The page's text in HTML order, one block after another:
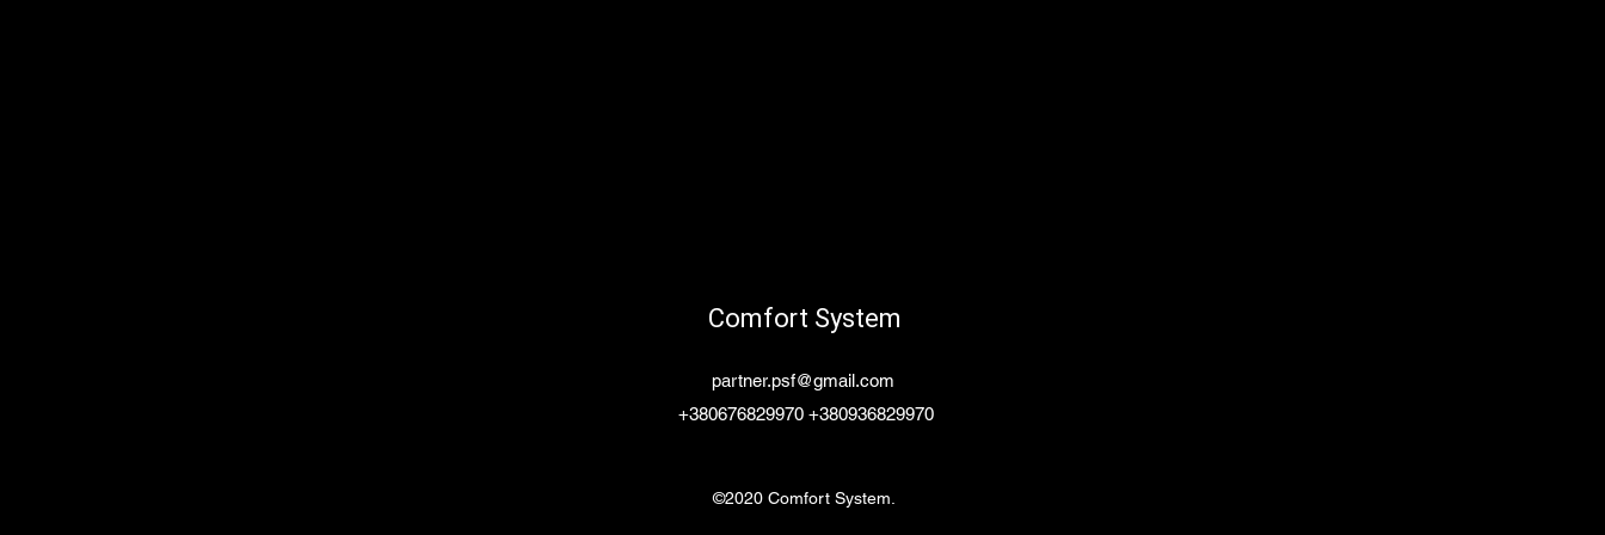
Comfort System
partner.psf@gmail.com
+380676829970 +380936829970
©2020 Comfort System.